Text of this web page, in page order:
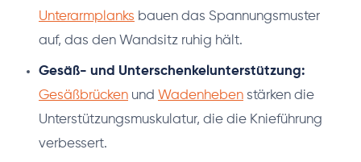
Unterarmplanks bauen das Spannungsmuster
auf, das den Wandsitz ruhig hält.
Gesäß- und Unterschenkelunterstützung:
Gesäßbrücken und Wadenheben stärken die
Unterstützungsmuskulatur, die die Knieführung
verbessert.